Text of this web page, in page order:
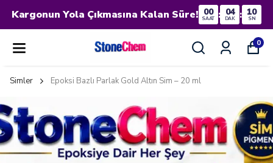
Kargonun Yola Çıkmasına Kalan Süre! 00
SAAT : 04
DAK : 09
SN
0
Simler Epoksi Bazlı Parlak Gold Altın Sim – 20 ml